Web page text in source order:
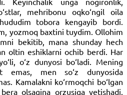
mehribonu oqko‘ngil oila
tobora kengayib bordi.
yozmoq baxtini tuydim. Ollohim
bekitib, mana shunday hech
oltin eshiklarni ochib berdi. Har
o‘z dunyosi bo‘ladi. Mening
emas, men so‘z dunyosida
Kamalakni ko‘rmoqchi bo‘lgan
olsagina orzusiga yetishadi.